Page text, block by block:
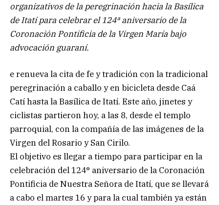
organizativos de la peregrinación hacia la Basílica
de Itatí para celebrar el 124ª aniversario de la
Coronación Pontificia de la Virgen María bajo
advocación guaraní.
e renueva la cita de fe y tradición con la tradicional
peregrinación a caballo y en bicicleta desde Caá
Catí hasta la Basílica de Itatí. Este año, jinetes y
ciclistas partieron hoy, a las 8, desde el templo
parroquial, con la compañía de las imágenes de la
Virgen del Rosario y San Cirilo.
El objetivo es llegar a tiempo para participar en la
celebración del 124° aniversario de la Coronación
Pontificia de Nuestra Señora de Itatí, que se llevará
a cabo el martes 16 y para la cual también ya están